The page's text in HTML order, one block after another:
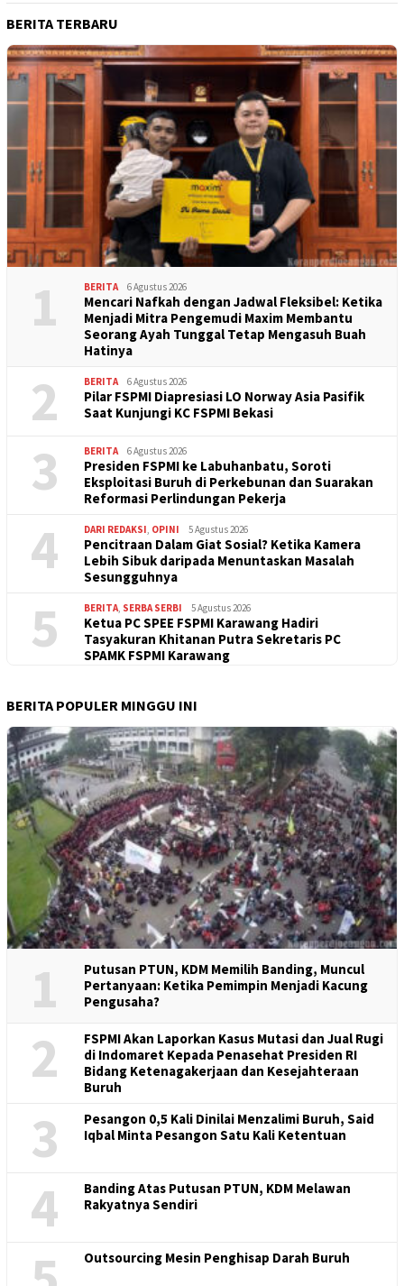
BERITA TERBARU
1 BERITA 6 Agustus 2026
Mencari Nafkah dengan Jadwal Fleksibel: Ketika
Menjadi Mitra Pengemudi Maxim Membantu
Seorang Ayah Tunggal Tetap Mengasuh Buah
Hatinya
2 BERITA 6 Agustus 2026
Pilar FSPMI Diapresiasi LO Norway Asia Pasifik
Saat Kunjungi KC FSPMI Bekasi
3 BERITA 6 Agustus 2026
Presiden FSPMI ke Labuhanbatu, Soroti
Eksploitasi Buruh di Perkebunan dan Suarakan
Reformasi Perlindungan Pekerja
4 DARI REDAKSI, OPINI 5 Agustus 2026
Pencitraan Dalam Giat Sosial? Ketika Kamera
Lebih Sibuk daripada Menuntaskan Masalah
Sesungguhnya
5 BERITA, SERBA SERBI 5 Agustus 2026
Ketua PC SPEE FSPMI Karawang Hadiri
Tasyakuran Khitanan Putra Sekretaris PC
SPAMK FSPMI Karawang
BERITA POPULER MINGGU INI
1
Putusan PTUN, KDM Memilih Banding, Muncul
Pertanyaan: Ketika Pemimpin Menjadi Kacung
Pengusaha?
2
FSPMI Akan Laporkan Kasus Mutasi dan Jual Rugi
di Indomaret Kepada Penasehat Presiden RI
Bidang Ketenagakerjaan dan Kesejahteraan
Buruh
3
Pesangon 0,5 Kali Dinilai Menzalimi Buruh, Said
Iqbal Minta Pesangon Satu Kali Ketentuan
4
Banding Atas Putusan PTUN, KDM Melawan
Rakyatnya Sendiri
Outsourcing Mesin Penghisap Darah Buruh